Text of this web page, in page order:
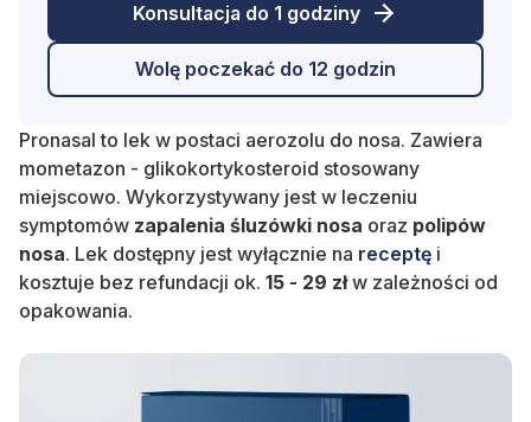
Konsultacja do 1 godziny
Wolę poczekać do 12 godzin
Pronasal to lek w postaci aerozolu do nosa. Zawiera
mometazon - glikokortykosteroid stosowany
miejscowo. Wykorzystywany jest w leczeniu
symptomów zapalenia śluzówki nosa oraz polipów
nosa. Lek dostępny jest wyłącznie na receptę i
kosztuje bez refundacji ok. 15 - 29 złw zależności od
opakowania.